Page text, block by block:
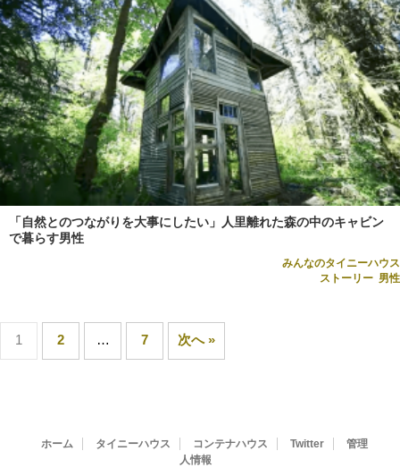
「自然とのつながりを大事にしたい」人里離れた森の中のキャビン
で暮らす男性
みんなのタイニーハウス
ストーリー 男性
1 2 … 7 次へ »
ホーム タイニーハウス コンテナハウス Twitter
管理
人情報